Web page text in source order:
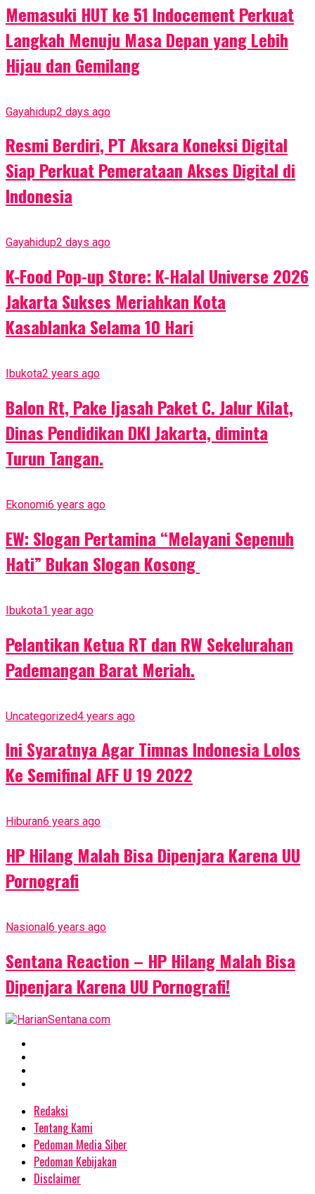
Memasuki HUT ke 51 Indocement Perkuat
Langkah Menuju Masa Depan yang Lebih
Hijau dan Gemilang
Gayahidup2 days ago
Resmi Berdiri, PT Aksara Koneksi Digital
Siap Perkuat Pemerataan Akses Digital di
Indonesia
Gayahidup2 days ago
K-Food Pop-up Store: K-Halal Universe 2026
Jakarta Sukses Meriahkan Kota
Kasablanka Selama 10 Hari
Ibukota2 years ago
Balon Rt, Pake Ijasah Paket C. Jalur Kilat,
Dinas Pendidikan DKI Jakarta, diminta
Turun Tangan.
Ekonomi6 years ago
EW: Slogan Pertamina “Melayani Sepenuh
Hati” Bukan Slogan Kosong
Ibukota1 year ago
Pelantikan Ketua RT dan RW Sekelurahan
Pademangan Barat Meriah.
Uncategorized4 years ago
Ini Syaratnya Agar Timnas Indonesia Lolos
Ke Semifinal AFF U 19 2022
Hiburan6 years ago
HP Hilang Malah Bisa Dipenjara Karena UU
Pornografi
Nasional 6 years ago
Sentana Reaction – HP Hilang Malah Bisa
Dipenjara Karena UU Pornografi!
Redaksi
Tentang Kami
Pedoman Media Siber
Pedoman Kebijakan
Disclaimer